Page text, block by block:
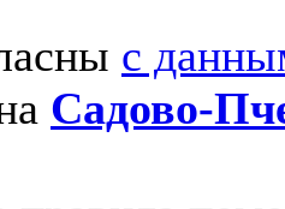
с
Садово-